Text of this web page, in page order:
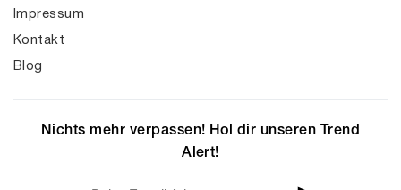
Impressum
Kontakt
Blog
Nichts mehr verpassen! Hol dir unseren Trend
Alert!